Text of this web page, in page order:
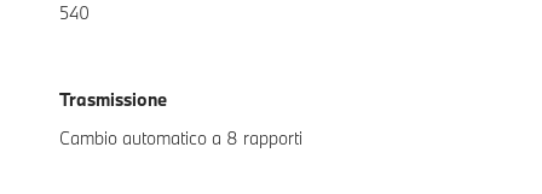
540
Trasmissione
Cambio automatico a 8 rapporti